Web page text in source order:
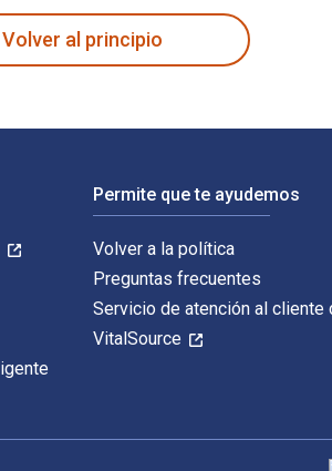
Volver al principio
Permite que te ayudemos
Volver a la política
Preguntas frecuentes
Servicio de atención al cliente
VitalSource